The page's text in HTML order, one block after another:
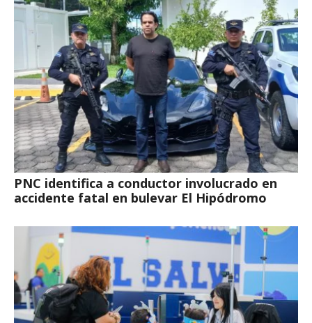
PNC identifica a conductor involucrado en
accidente fatal en bulevar El Hipódromo